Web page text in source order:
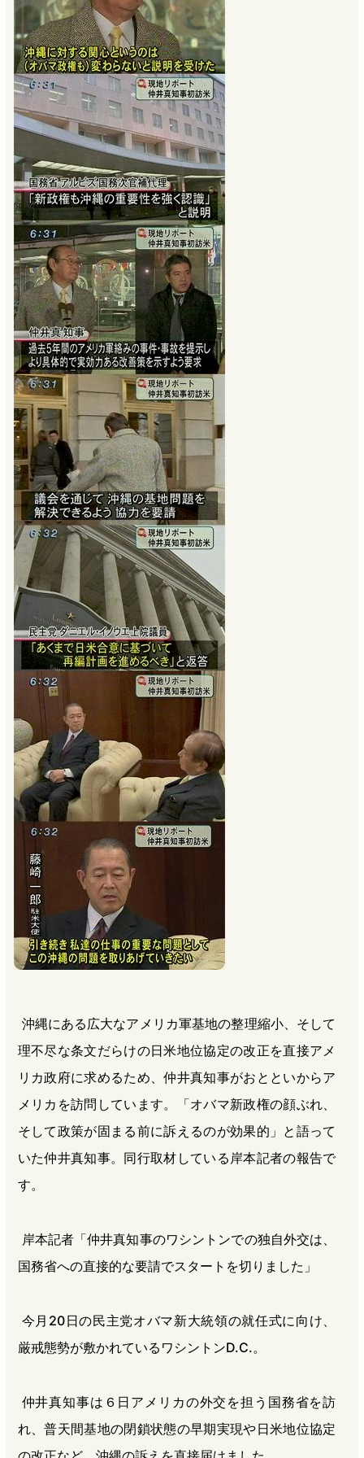
沖縄にある広大なアメリカ軍基地の整理縮小、そして
理不尽な条文だらけの日米地位協定の改正を直接アメ
リカ政府に求めるため、仲井真知事がおとといからア
メリカを訪問しています。「オバマ新政権の顔ぶれ、
そして政策が固まる前に訴えるのが効果的」と語って
いた仲井真知事。同行取材している岸本記者の報告で
す。
岸本記者「仲井真知事のワシントンでの独自外交は、
国務省への直接的な要請でスタートを切りました」
今月20日の民主党オバマ新大統領の就任式に向け、
厳戒態勢が敷かれているワシントンD.C.。
仲井真知事は６日アメリカの外交を担う国務省を訪
れ、普天間基地の閉鎖状態の早期実現や日米地位協定